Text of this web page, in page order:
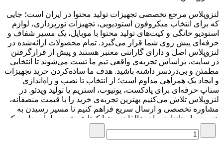
لنزوپلاس مرجع تخصصی تجهیزات تولید محتوا در ایران است؛ جایی
که برای انتخاب میکروفون استودیویی، تجهیزات نورپردازی، لوازم
استودیو خانگی و کیت‌های تولید محتوا با موبایل، یک مسیر شفاف و
حرفه‌ای پیش روی شما قرار می‌گیرد. تمام محصولات ارائه‌شده در
لنزوپلاس اصل و دارای گارانتی معتبر هستند و پیش از قرارگرفتن
در سایت، براساس تجربه‌ی واقعی تیم ما تست می‌شوند تا انتخابی
مطمئن و بی‌دردسر داشته باشید. هدف ما ساده‌کردن خرید تجهیزات
و ایجاد یک همراهی مداوم است؛ از انتخاب تا نصب و راه‌اندازی
ستاپ حرفه‌ای برای پادکست، یوتیوب، استریم یا تولید ویدئو. در
لنزوپلاس تلاش می‌کنیم بهترین تجربه‌ی خرید را با قیمت منصفانه،
مشاوره تخصصی و ارسال سریع فراهم کنیم تا مسیر رسیدن به
خروجی استاندارد برای خالقان محتوا کوتاه‌تر شود. ما باور داریم که
کیفیت صدا و تصویر، پایه‌ی هر محتوای حرفه‌ای است و مأموریت ما
کمک به ساخت همین کیفیت است.